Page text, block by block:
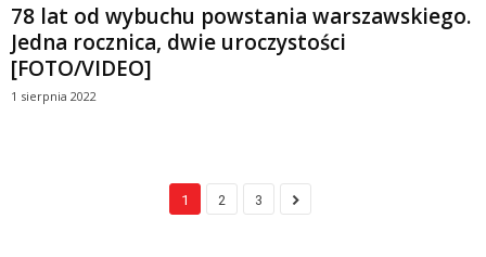
78 lat od wybuchu powstania warszawskiego.
Jedna rocznica, dwie uroczystości
[FOTO/VIDEO]
1 sierpnia 2022
1 2 3